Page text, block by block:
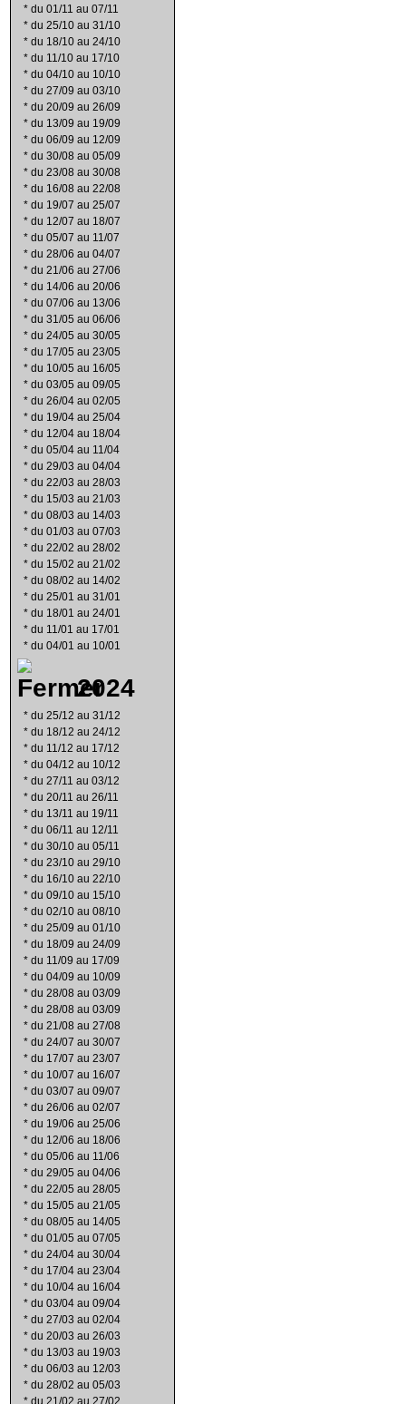
* du 01/11 au 07/11
* du 25/10 au 31/10
* du 18/10 au 24/10
* du 11/10 au 17/10
* du 04/10 au 10/10
* du 27/09 au 03/10
* du 20/09 au 26/09
* du 13/09 au 19/09
* du 06/09 au 12/09
* du 30/08 au 05/09
* du 23/08 au 30/08
* du 16/08 au 22/08
* du 19/07 au 25/07
* du 12/07 au 18/07
* du 05/07 au 11/07
* du 28/06 au 04/07
* du 21/06 au 27/06
* du 14/06 au 20/06
* du 07/06 au 13/06
* du 31/05 au 06/06
* du 24/05 au 30/05
* du 17/05 au 23/05
* du 10/05 au 16/05
* du 03/05 au 09/05
* du 26/04 au 02/05
* du 19/04 au 25/04
* du 12/04 au 18/04
* du 05/04 au 11/04
* du 29/03 au 04/04
* du 22/03 au 28/03
* du 15/03 au 21/03
* du 08/03 au 14/03
* du 01/03 au 07/03
* du 22/02 au 28/02
* du 15/02 au 21/02
* du 08/02 au 14/02
* du 25/01 au 31/01
* du 18/01 au 24/01
* du 11/01 au 17/01
* du 04/01 au 10/01
2024
* du 25/12 au 31/12
* du 18/12 au 24/12
* du 11/12 au 17/12
* du 04/12 au 10/12
* du 27/11 au 03/12
* du 20/11 au 26/11
* du 13/11 au 19/11
* du 06/11 au 12/11
* du 30/10 au 05/11
* du 23/10 au 29/10
* du 16/10 au 22/10
* du 09/10 au 15/10
* du 02/10 au 08/10
* du 25/09 au 01/10
* du 18/09 au 24/09
* du 11/09 au 17/09
* du 04/09 au 10/09
* du 28/08 au 03/09
* du 28/08 au 03/09
* du 21/08 au 27/08
* du 24/07 au 30/07
* du 17/07 au 23/07
* du 10/07 au 16/07
* du 03/07 au 09/07
* du 26/06 au 02/07
* du 19/06 au 25/06
* du 12/06 au 18/06
* du 05/06 au 11/06
* du 29/05 au 04/06
* du 22/05 au 28/05
* du 15/05 au 21/05
* du 08/05 au 14/05
* du 01/05 au 07/05
* du 24/04 au 30/04
* du 17/04 au 23/04
* du 10/04 au 16/04
* du 03/04 au 09/04
* du 27/03 au 02/04
* du 20/03 au 26/03
* du 13/03 au 19/03
* du 06/03 au 12/03
* du 28/02 au 05/03
* du 21/02 au 27/02